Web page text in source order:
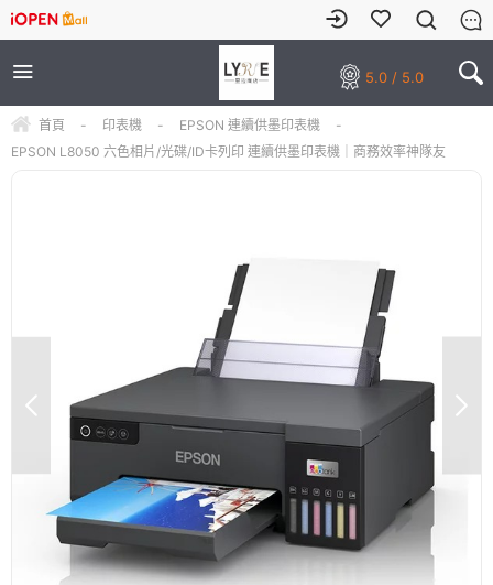
5.0 / 5.0
首頁 - 印表機 - EPSON 連續供墨印表機
-
EPSON L8050 六色相片/光碟/ID卡列印 連續供墨印表機｜商務效率神隊友